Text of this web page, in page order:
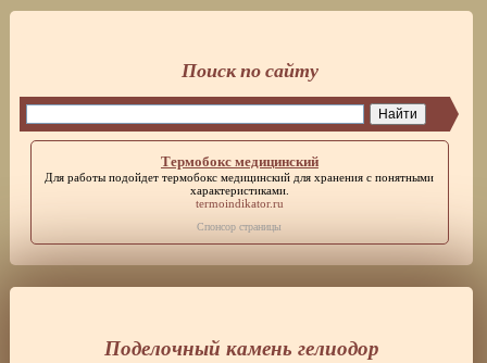
Поделочный камень гелиодор
Поиск по сайту
Термобокс медицинский
Для работы подойдеттермобокс медицинский для хранения с понятными
характеристиками.
termoindikator.ru
Спонсор страницы